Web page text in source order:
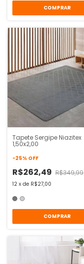
COMPRAR
Tapete Sergipe Niazitex
1,50x2,00
-25% OFF
R$262,49 R$349,99
12 x de R$27,00
COMPRAR